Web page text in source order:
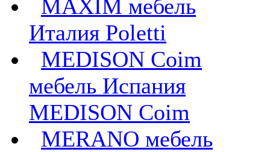
MAXIM мебель
Италия Poletti
MEDISON Coim
мебель Испания
MEDISON Coim
MERANO мебель